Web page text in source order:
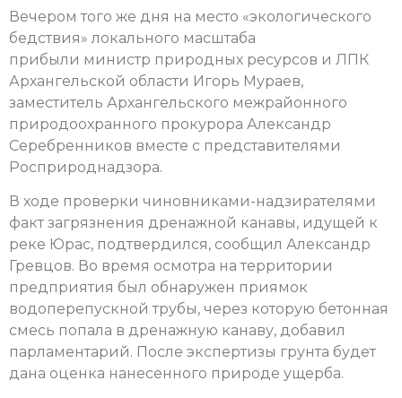
Вечером того же дня на место «экологического
бедствия» локального масштаба
прибыли министр природных ресурсов и ЛПК
Архангельской области Игорь Мураев,
заместитель Архангельского межрайонного
природоохранного прокурора Александр
Серебренников вместе с представителями
Росприроднадзора.
В ходе проверки чиновниками-надзирателями
факт загрязнения дренажной канавы, идущей к
реке Юрас, подтвердился, сообщил Александр
Гревцов. Во время осмотра на территории
предприятия был обнаружен приямок
водоперепускной трубы, через которую бетонная
смесь попала в дренажную канаву, добавил
парламентарий. После экспертизы грунта будет
дана оценка нанесенного природе ущерба.